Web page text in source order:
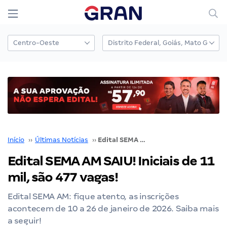
Início ›› Últimas Notícias ›› Edital SEMA AM SAIU! Iniciais de 11 mil, são 477 vagas!
Edital SEMA AM SAIU! Iniciais de 11
mil, são 477 vagas!
Edital SEMA AM: fique atento, as inscrições
acontecem de 10 a 26 de janeiro de 2026. Saiba mais
a seguir!